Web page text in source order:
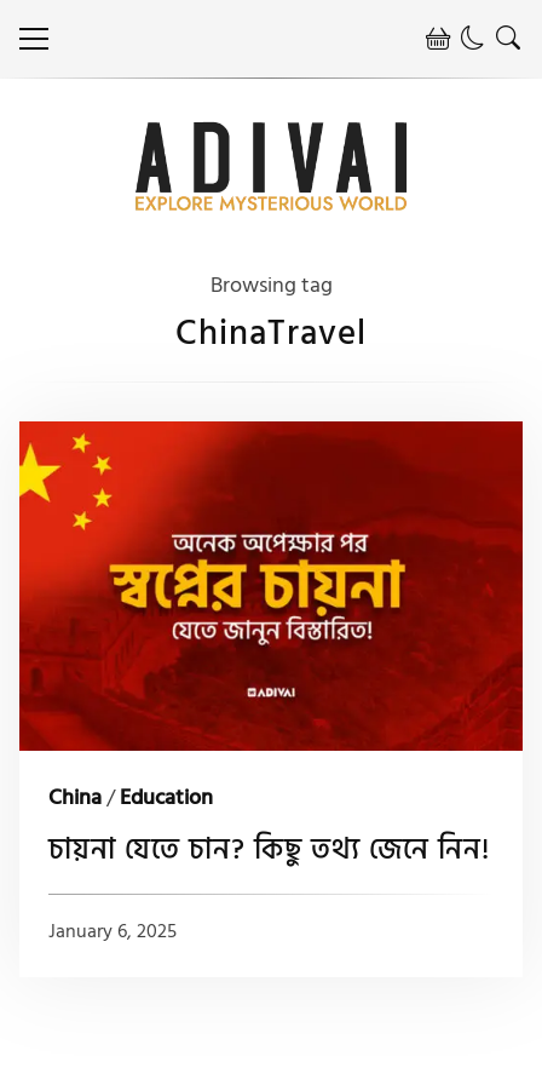
Browsing tag
ChinaTravel
China/Education
চায়না যেতে চান? কিছু তথ্য জেনে নিন!
January 6, 2025